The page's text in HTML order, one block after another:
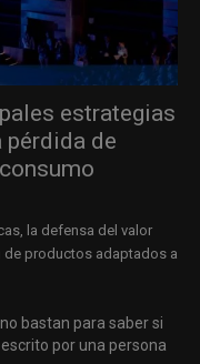
estrategias
pérdida de
la defensa del valor
productos adaptados a
bastan para saber si
por una persona